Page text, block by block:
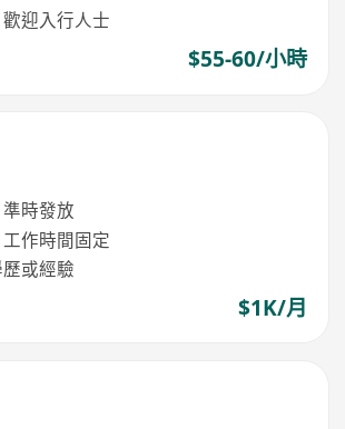
迎入行人士
$55-60/小時
時發放
作時間固定
或經驗
$1K/月